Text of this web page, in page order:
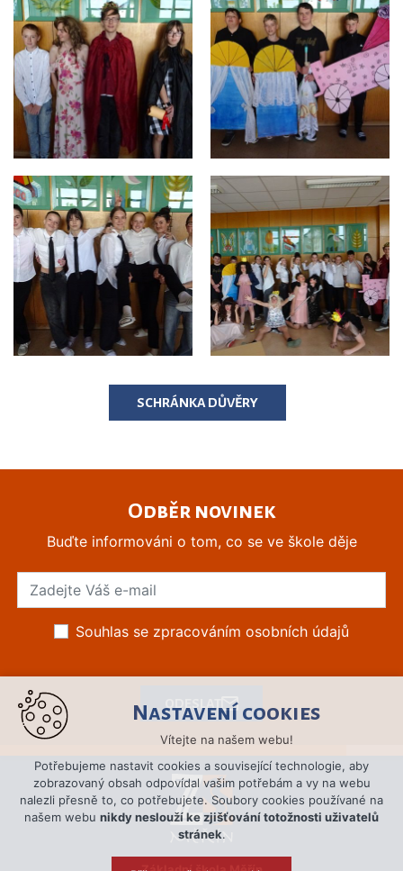
SCHRÁNKA DŮVĚRY
Odběr novinek
Buďte informováni o tom, co se ve škole děje
Souhlas se zpracováním osobních údajů
Nastavení cookies
Vítejte na našem webu!
Potřebujeme nastavit cookies a související technologie, aby
zobrazovaný obsah odpovídal vašim potřebám a vy na webu
nalezli přesně to, co potřebujete. Soubory cookies používané na
našem webu nikdy neslouží ke zjišťování totožnosti uživatelů
stránek.